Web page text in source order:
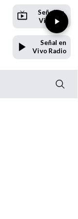
Señal en
Vivo TV
Señal en
Vivo Radio